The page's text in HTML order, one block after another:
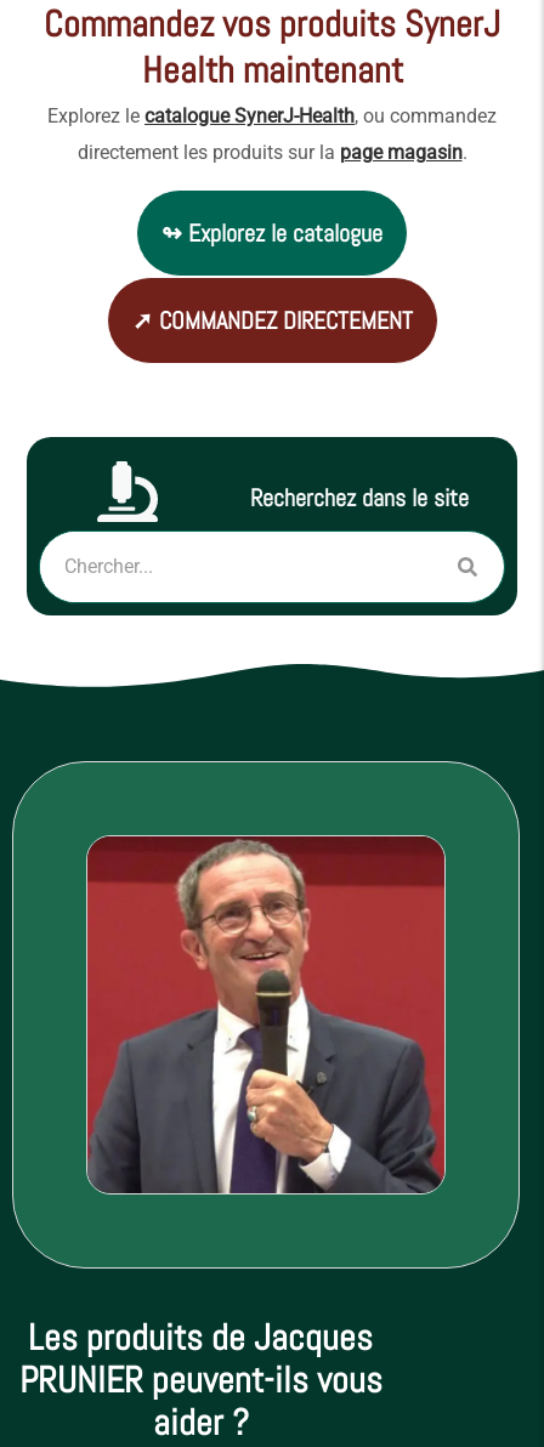
Commandez vos produits SynerJ
Health maintenant
Explorez le catalogue SynerJ-Health, ou commandez
directement les produits sur la page magasin.
↬ Explorez le catalogue
➚ COMMANDEZ DIRECTEMENT
Recherchez dans le site
Les produits de Jacques
PRUNIER peuvent-ils vous
aider ?